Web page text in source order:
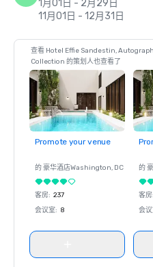
1月01日 - 2月29日
11月01日 - 12月31日
查看 Hotel Effie Sandestin, Autograph
Collection 的策划人也查看了
Promote your venue
的 豪华酒店Washington, DC
客房: 237
会议室: 8
的
客房:
会